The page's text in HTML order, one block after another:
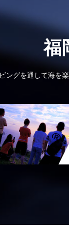
福
ングを通して海を